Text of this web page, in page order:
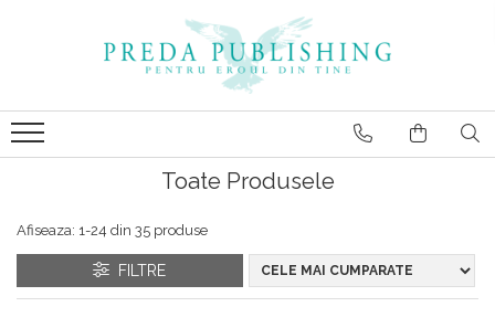
Toate Produsele
Afiseaza: 1-24 din 35 produse
FILTRE